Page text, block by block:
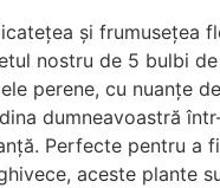
și frumusețea
nostru de 5 bulbi
perene, cu nuanțe
dumneavoastră
Perfecte pentru a
aceste plante